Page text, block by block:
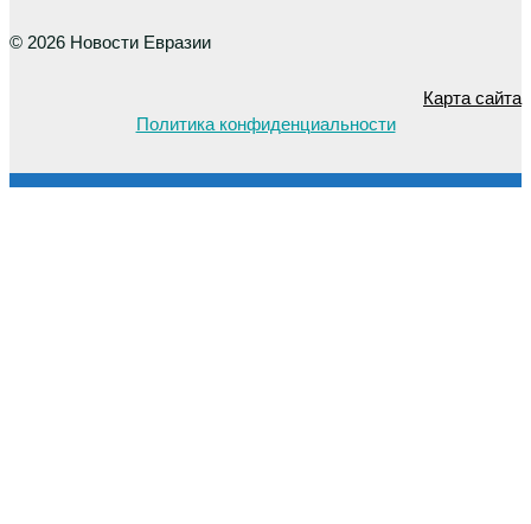
© 2026 Новости Евразии
Карта сайта
Политика конфиденциальности